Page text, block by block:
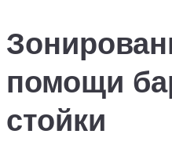
помощи
стойки